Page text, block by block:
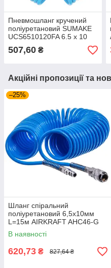
Пневмошланг кручений
поліуретановий SUMAKE
UCS6510120FA 6.5 х 10
мм, L=12 м
507,60 ₴
Акційні пропозиції та
–25%
Шланг спіральний
поліуретановий 6,5х10мм
L=15м AIRKRAFT AHC46-G
В наявності
620,73 ₴ 827,64 ₴